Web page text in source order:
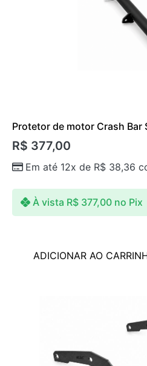
Protetor de motor Crash Bar
R$ 377,00
Em até 12x de R$ 38,36
À vista R$377,00 no Pix
ADICIONAR AO